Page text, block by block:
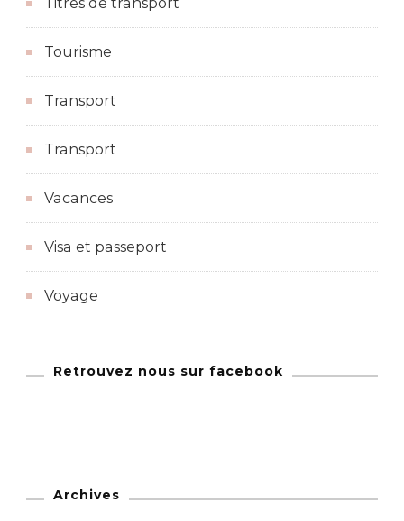
Tourisme
Transport
Transport
Vacances
Visa et passeport
Voyage
Retrouvez nous sur facebook
Archives